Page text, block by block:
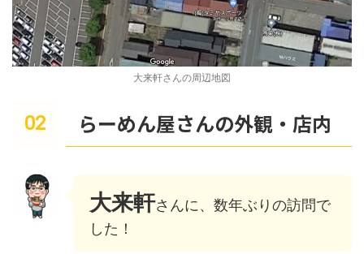
大来軒さんの周辺地図
らーめん屋さんの外観・店内
大来軒さんに、数年ぶりの訪問で
した！